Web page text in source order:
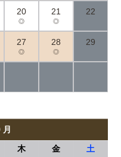
20
◎
21
◎
22
27
◎
28
◎
29
木 金 土